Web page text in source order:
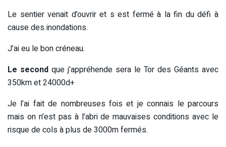
Le sentier venait d’ouvrir et s est fermé à la fin du défi à
cause des inondations.
J’ai eu le bon créneau.
Le second que j’appréhende sera le Tor des Géants avec
350km et 24000d+
Je l’ai fait de nombreuses fois et je connais le parcours
mais on n’est pas à l’abri de mauvaises conditions avec le
risque de cols à plus de 3000m fermés.